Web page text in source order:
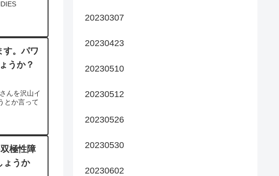
す。パワ
うか？
んを沢山イ
とか言って
極性障
ょうか
20230307
20230423
20230510
20230512
20230526
20230530
20230602